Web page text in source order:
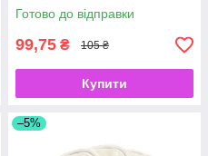
Готово до відправки
99,75 ₴ 105 ₴
Купити
–5%